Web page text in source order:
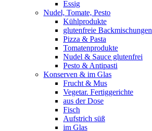
Essig
Nudel, Tomate, Pesto
Kühlprodukte
glutenfreie Backmischungen
Pizza & Pasta
Tomatenprodukte
Nudel & Sauce glutenfrei
Pesto & Antipasti
Konserven & im Glas
Frucht & Mus
Vegetar. Fertiggerichte
aus der Dose
Fisch
Aufstrich süß
im Glas